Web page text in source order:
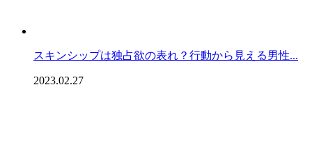
スキンシップは独占欲の表れ？行動から見える男性...
2023.02.27